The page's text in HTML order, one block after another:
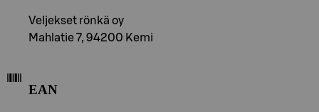
Veljekset rönkä oy
Mahlatie 7, 94200 Kemi
EAN